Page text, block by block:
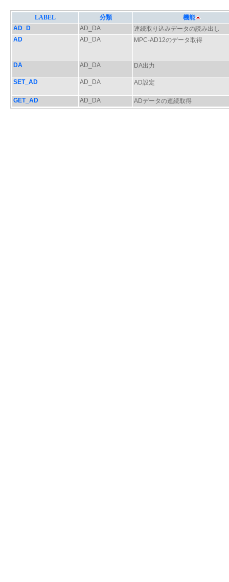
LABEL 分類
機能
AD_D
AD_DA
連続取り込みデータの読み出し
AD
AD_DA MPC-AD12のデータ取得
DA AD_DA DA出力
SET_AD AD_DA AD設定
GET_AD AD_DA ADデータの連続取得